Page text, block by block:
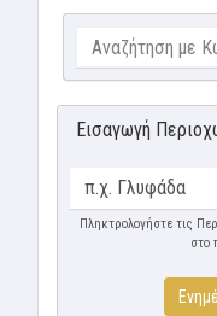
Εισαγωγή
Πληκτρολογήστε τις
στο